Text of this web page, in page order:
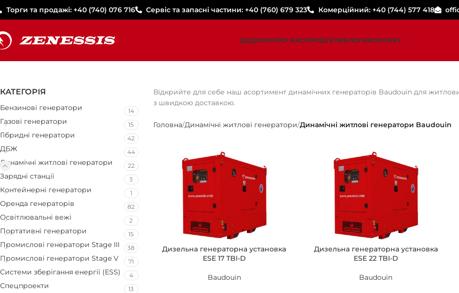
Торги та продажі: +40 (740) 076 716 Сервіс та запасні частини: +40 (760) 679 323 Комерційний: +40 (744) 577 418
ДОДОМУПРО НАСПРОДУКТИБЛОГИКОНТАКТ
КАТЕГОРІЯ
Бензинові генератори 14
Газові генератори 15
Гібридні генератори 42
ДБЖ 44
Динамічні житлові генератори 22
Зарядні станції 3
Контейнерні генератори 1
Оренда генераторів 82
Освітлювальні вежі 2
Портативні генератори 15
Промислові генератори Stage III 38
Промислові генератори Stage V 71
Системи зберігання енергії (ESS) 4
Спецпроекти 13
Відкрийте для себе наш асортимент динамічних генераторів Baudouin для
з швидкою доставкою.
Головна Динамічні житлові генератори Динамічні житлові генератори Baudouin
Дизельна генераторна установка
ESE 17 TBI-D
Baudouin
Дизельна генераторна установка
ESE 22 TBI-D
Baudouin